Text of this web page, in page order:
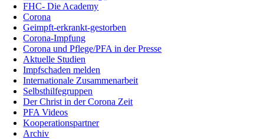
FHC- Die Academy
Corona
Geimpft-erkrankt-gestorben
Corona-Impfung
Corona und Pflege/PFA in der Presse
Aktuelle Studien
Impfschaden melden
Internationale Zusammenarbeit
Selbsthilfegruppen
Der Christ in der Corona Zeit
PFA Videos
Kooperationspartner
Archiv